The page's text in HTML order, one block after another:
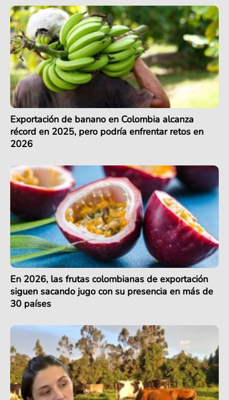
Exportación de banano en Colombia alcanza
récord en 2025, pero podría enfrentar retos en
2026
En 2026, las frutas colombianas de exportación
siguen sacando jugo con su presencia en más de
30 países